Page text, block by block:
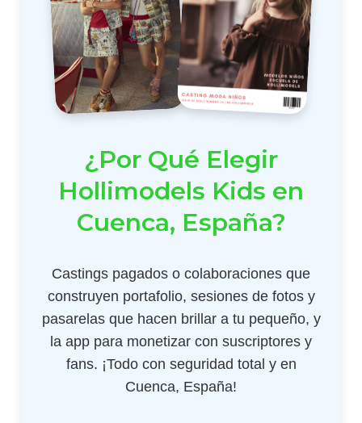
¿Por Qué Elegir
Hollimodels Kids en
Cuenca, España?
Castings pagados o colaboraciones que
construyen portafolio, sesiones de fotos y
pasarelas que hacen brillar a tu pequeño, y
la app para monetizar con suscriptores y
fans. ¡Todo con seguridad total y en
Cuenca, España!